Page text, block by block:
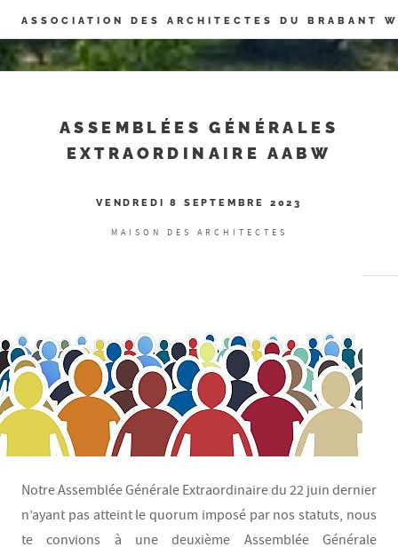
Panneau de gestion des cookies
ASSOCIATION DES ARCHITECTES DU BRABANT
ASSEMBLÉES GÉNÉRALES
EXTRAORDINAIRE AABW
VENDREDI 8 SEPTEMBRE 2023
MAISON DES ARCHITECTES
Notre Assemblée Générale Extraordinaire du 22 juin dernier
n’ayant pas atteint le quorum imposé par nos statuts, nous
te convions à une deuxième Assemblée Générale